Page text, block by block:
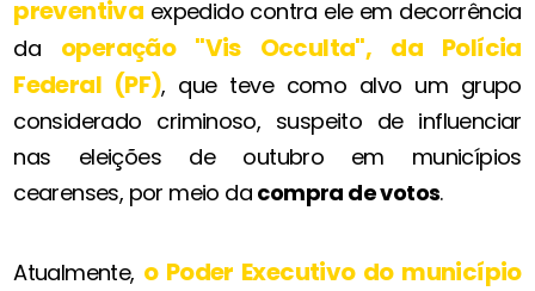
preventiva expedido contra ele em decorrência
da operação "Vis Occulta", da Polícia
Federal (PF), que teve como alvo um grupo
considerado criminoso, suspeito de influenciar
nas eleições de outubro
em municípios
cearenses, por meio da compra de votos.
Atualmente, o Poder Executivo do município